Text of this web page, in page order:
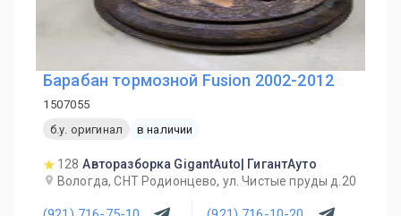
Барабан тормозной Fusion 2002-2012
1507055
б.у. оригинал
в наличии
128 Авторазборка GigantAuto| ГигантАуто
Вологда, СНТ Родионцево, ул. Чистые пруды д.20